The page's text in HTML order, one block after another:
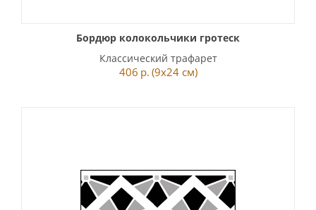
Бордюр колокольчики гротеск
Классический трафарет
406 р. (9x24 см)